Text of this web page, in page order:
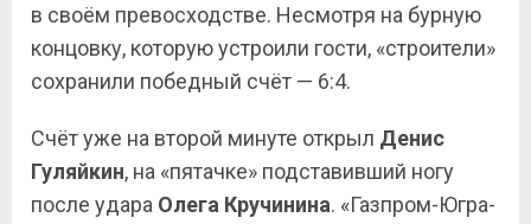
в своём превосходстве. Несмотря на бурную
концовку, которую устроили гости, «строители»
сохранили победный счёт — 6:4.
Счёт уже на второй минуте открыл Денис
Гуляйкин, на «пятачке» подставивший ногу
после удара Олега Кручинина. «Газпром-Югра-